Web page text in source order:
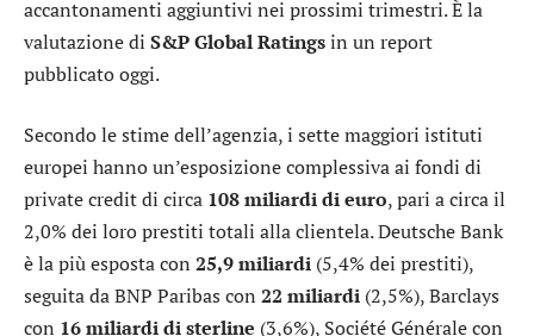
accantonamenti aggiuntivi nei prossimi trimestri. È la
valutazione di S&P Global Ratingsin un report
pubblicato oggi.
Secondo le stime dell’agenzia, i sette maggiori istituti
europei hanno un’esposizione complessiva ai fondi di
private credit di circa 108 miliardi di euro, pari a circa il
2,0% dei loro prestiti totali alla clientela.Deutsche Bank
è la più esposta con 25,9 miliardi (5,4% dei prestiti),
seguita daBNP Paribas con 22 miliardi (2,5%),Barclays
con 16 miliardi di sterline (3,6%), Société Généralecon